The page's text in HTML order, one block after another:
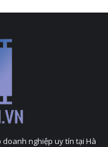
doanh nghiệp uy tín tại Hà